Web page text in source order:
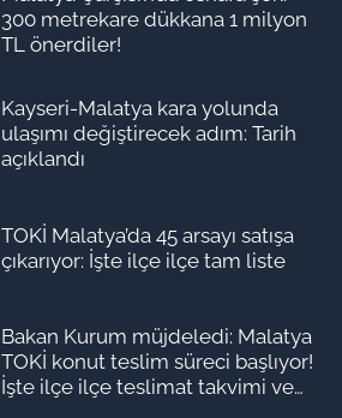
300 metrekare dükkana 1 milyon
TL önerdiler!
Kayseri-Malatya kara yolunda
ulaşımı değiştirecek adım: Tarih
açıklandı
TOKİ Malatya’da 45 arsayı satışa
çıkarıyor: İşte ilçe ilçe tam liste
Bakan Kurum müjdeledi: Malatya
TOKİ konut teslim süreci başlıyor!
İşte ilçe ilçe teslimat takvimi ve